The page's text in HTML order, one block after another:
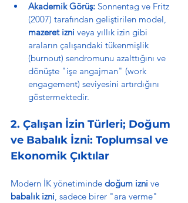
Akademik Görüş: Sonnentag ve Fritz
(2007) tarafından geliştirilen model,
mazeret izni veya yıllık izin gibi
araların çalışandaki tükenmişlik
(burnout) sendromunu azalttığını ve
dönüşte "işe angajman" (work
engagement) seviyesini artırdığını
göstermektedir.
2. Çalışan İzin Türleri; Doğum
ve Babalık İzni: Toplumsal ve
Ekonomik Çıktılar
Modern İK yönetiminde doğum izni ve
babalık izni, sadece birer "ara verme"